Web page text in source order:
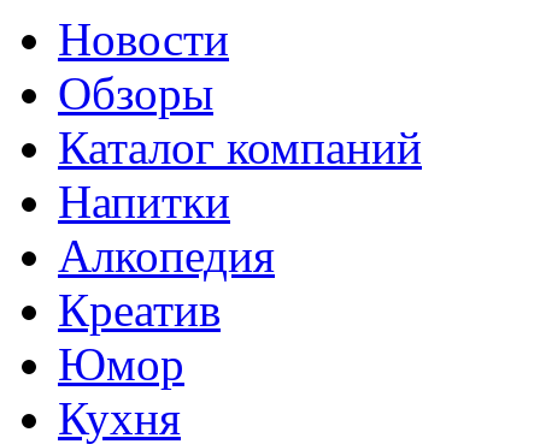
Новости
Обзоры
Каталог компаний
Напитки
Алкопедия
Креатив
Юмор
Кухня